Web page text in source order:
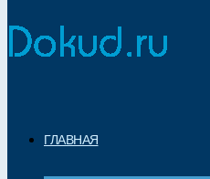
ГЛАВНАЯ